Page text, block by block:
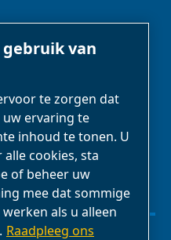
van
te zorgen dat
ervaring te
inhoud te tonen. U
cookies, sta
of beheer uw
mee dat sommige
als u alleen
Raadpleeg ons